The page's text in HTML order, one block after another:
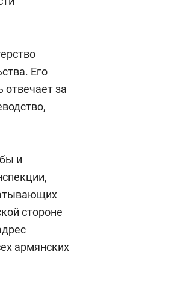
Его
отвечает за
и
стороне
армянских